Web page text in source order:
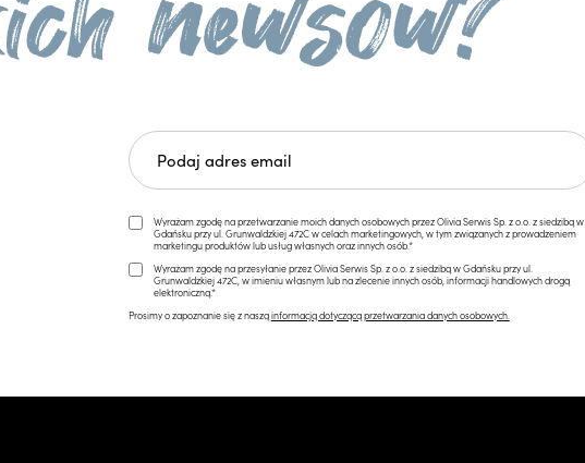
Wyrażam zgodę na przetwarzanie moich danych osobowych przez Olivia Serwis Sp. z o.o. z siedzibą w
Gdańsku przy ul. Grunwaldzkiej 472C w celach marketingowych, w tym związanych z prowadzeniem
marketingu produktów lub usług własnych oraz innych osób.*
Wyrażam zgodę na przesyłanie przez Olivia Serwis Sp. z o.o. z siedzibą w Gdańsku przy ul.
Grunwaldzkiej 472C, w imieniu własnym lub na zlecenie innych osób, informacji handlowych drogą
elektroniczną.*
Prosimy o zapoznanie się z nasząinformacją dotyczącą przetwarzania danych osobowych.